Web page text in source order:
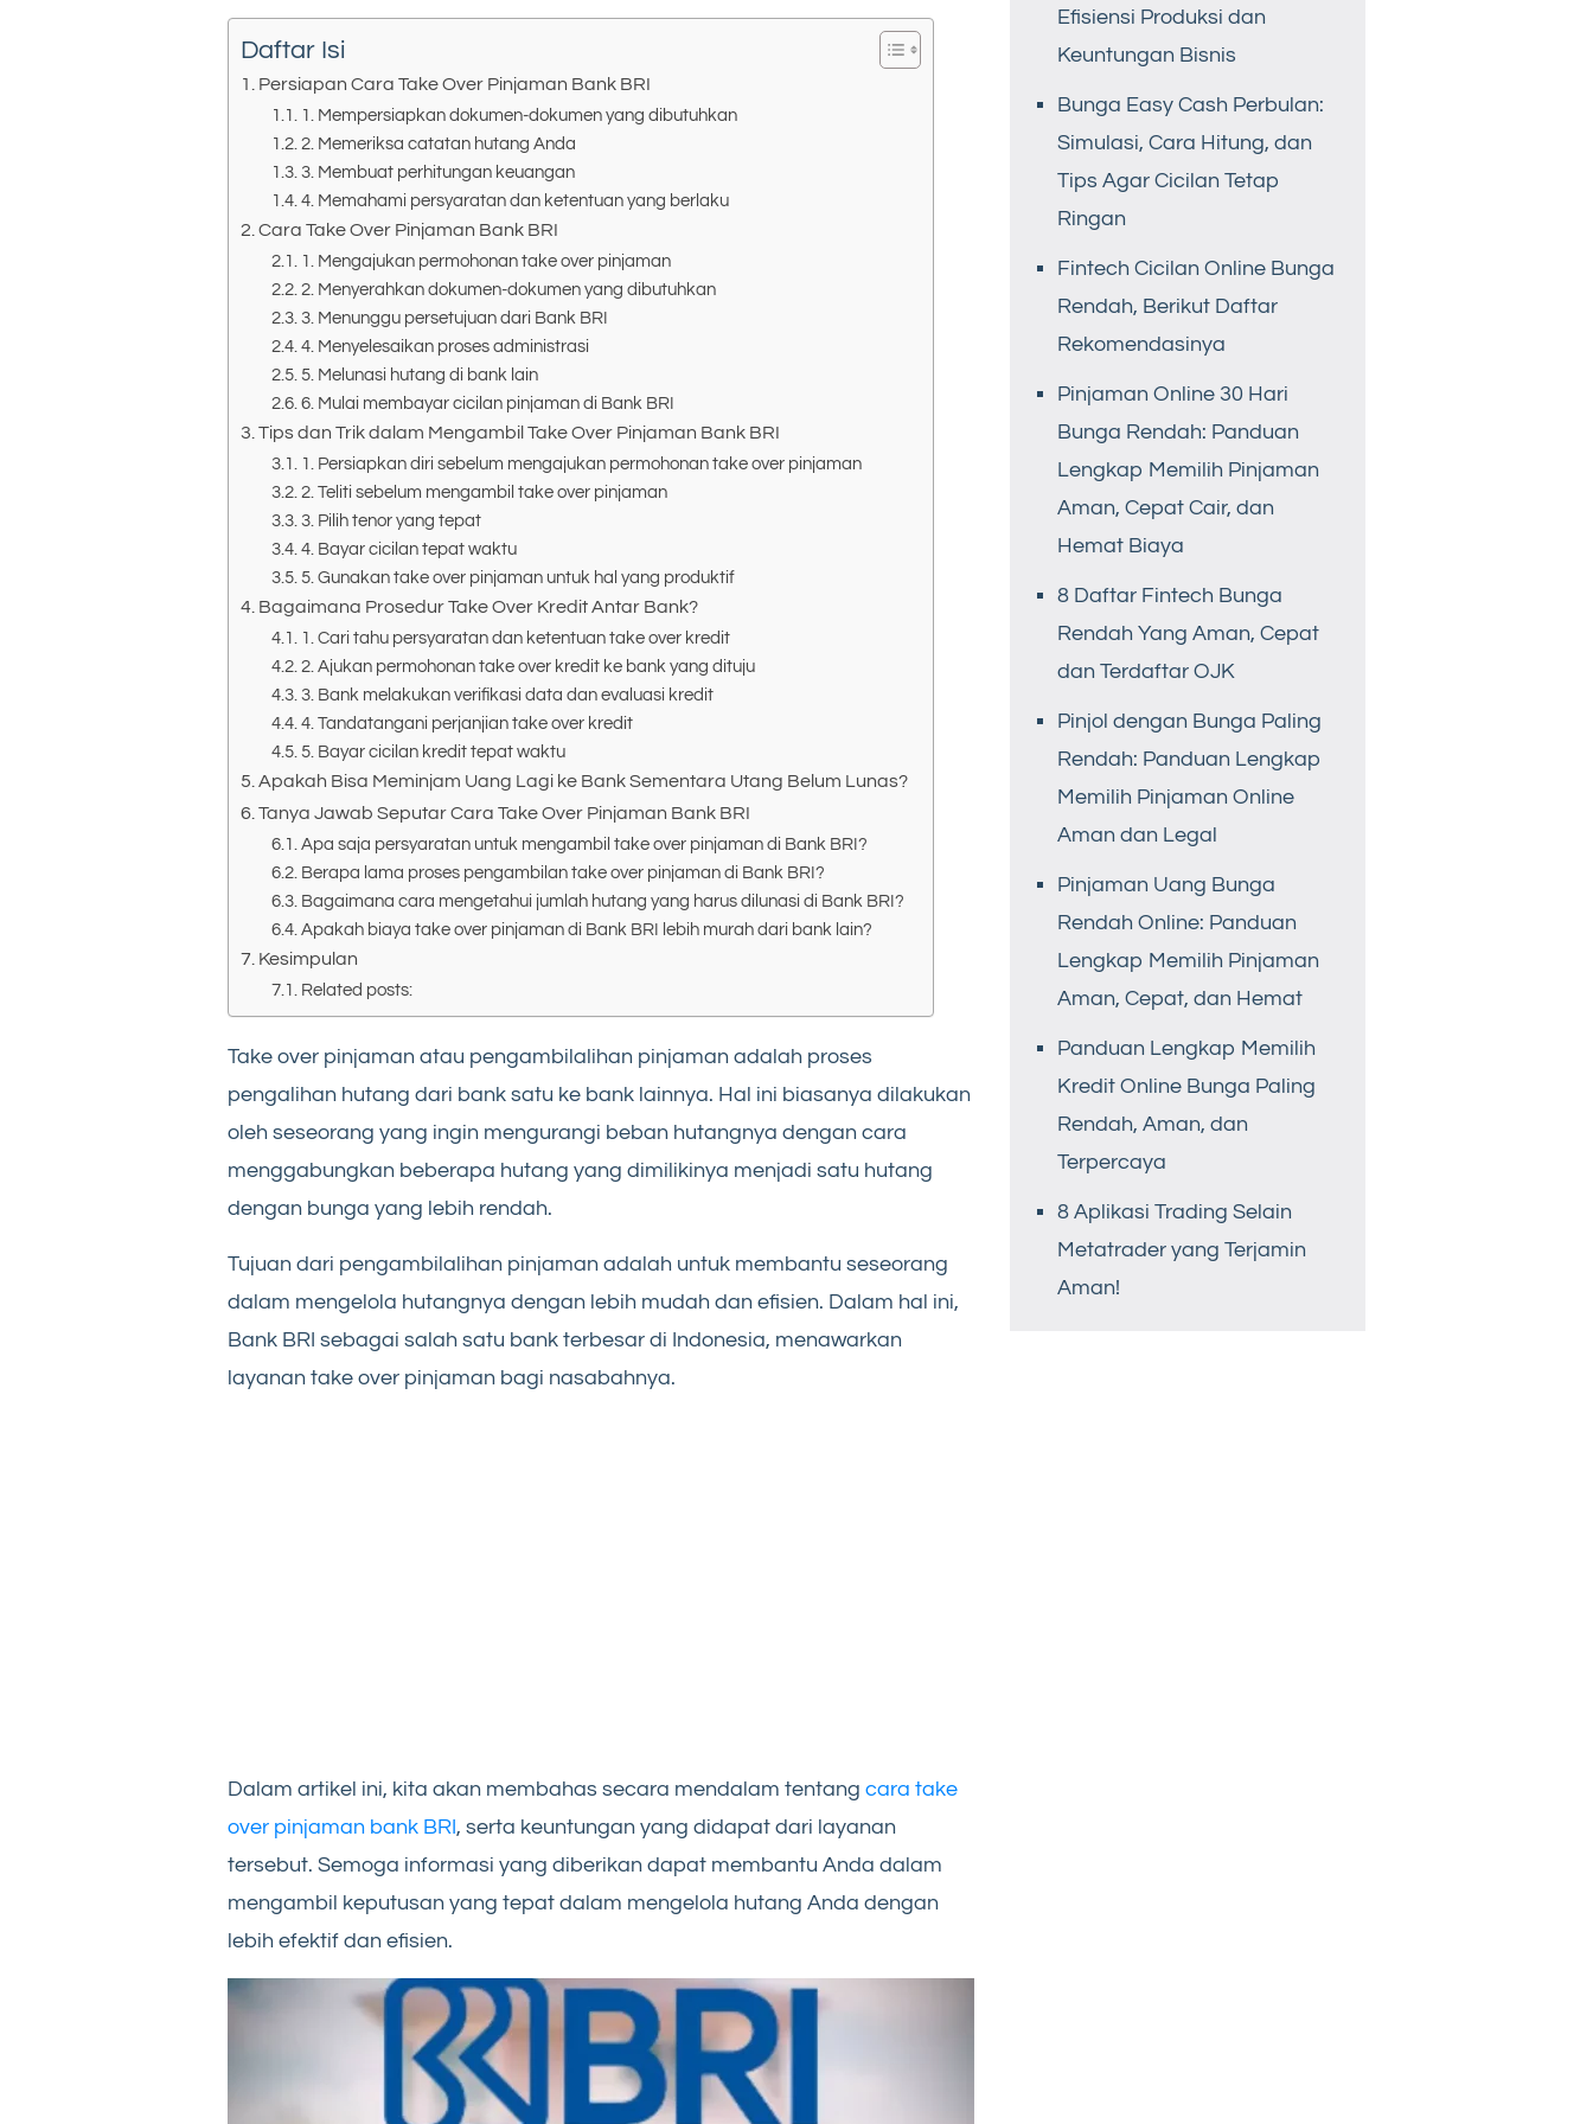
Daftar Isi
Persiapan Cara Take Over Pinjaman Bank BRI
1. Mempersiapkan dokumen-dokumen yang dibutuhkan
2. Memeriksa catatan hutang Anda
3. Membuat perhitungan keuangan
4. Memahami persyaratan dan ketentuan yang berlaku
Cara Take Over Pinjaman Bank BRI
1. Mengajukan permohonan take over pinjaman
2. Menyerahkan dokumen-dokumen yang dibutuhkan
3. Menunggu persetujuan dari Bank BRI
4. Menyelesaikan proses administrasi
5. Melunasi hutang di bank lain
6. Mulai membayar cicilan pinjaman di Bank BRI
Tips dan Trik dalam Mengambil Take Over Pinjaman Bank BRI
1. Persiapkan diri sebelum mengajukan permohonan take over pinjaman
2. Teliti sebelum mengambil take over pinjaman
3. Pilih tenor yang tepat
4. Bayar cicilan tepat waktu
5. Gunakan take over pinjaman untuk hal yang produktif
Bagaimana Prosedur Take Over Kredit Antar Bank?
1. Cari tahu persyaratan dan ketentuan take over kredit
2. Ajukan permohonan take over kredit ke bank yang dituju
3. Bank melakukan verifikasi data dan evaluasi kredit
4. Tandatangani perjanjian take over kredit
5. Bayar cicilan kredit tepat waktu
Apakah Bisa Meminjam Uang Lagi ke Bank Sementara Utang Belum Lunas?
Tanya Jawab Seputar Cara Take Over Pinjaman Bank BRI
Apa saja persyaratan untuk mengambil take over pinjaman di Bank BRI?
Berapa lama proses pengambilan take over pinjaman di Bank BRI?
Bagaimana cara mengetahui jumlah hutang yang harus dilunasi di Bank BRI?
Apakah biaya take over pinjaman di Bank BRI lebih murah dari bank lain?
Kesimpulan
Related posts:
Take over pinjaman atau pengambilalihan pinjaman adalah proses
pengalihan hutang dari bank satu ke bank lainnya. Hal ini biasanya dilakukan
oleh seseorang yang ingin mengurangi beban hutangnya dengan cara
menggabungkan beberapa hutang yang dimilikinya menjadi satu hutang
dengan bunga yang lebih rendah.
Tujuan dari pengambilalihan pinjaman adalah untuk membantu seseorang
dalam mengelola hutangnya dengan lebih mudah dan efisien. Dalam hal ini,
Bank BRI sebagai salah satu bank terbesar di Indonesia, menawarkan
layanan take over pinjaman bagi nasabahnya.
Dalam artikel ini, kita akan membahas secara mendalam tentang cara take
over pinjaman bank BRI, serta keuntungan yang didapat dari layanan
tersebut. Semoga informasi yang diberikan dapat membantu Anda dalam
mengambil keputusan yang tepat dalam mengelola hutang Anda dengan
lebih efektif dan efisien.
Efisiensi Produksi dan
Keuntungan Bisnis
Bunga Easy Cash Perbulan:
Simulasi, Cara Hitung, dan
Tips Agar Cicilan Tetap
Ringan
Fintech Cicilan Online Bunga
Rendah, Berikut Daftar
Rekomendasinya
Pinjaman Online 30 Hari
Bunga Rendah: Panduan
Lengkap Memilih Pinjaman
Aman, Cepat Cair, dan
Hemat Biaya
8 Daftar Fintech Bunga
Rendah Yang Aman, Cepat
dan Terdaftar OJK
Pinjol dengan Bunga Paling
Rendah: Panduan Lengkap
Memilih Pinjaman Online
Aman dan Legal
Pinjaman Uang Bunga
Rendah Online: Panduan
Lengkap Memilih Pinjaman
Aman, Cepat, dan Hemat
Panduan Lengkap Memilih
Kredit Online Bunga Paling
Rendah, Aman, dan
Terpercaya
8 Aplikasi Trading Selain
Metatrader yang Terjamin
Aman!